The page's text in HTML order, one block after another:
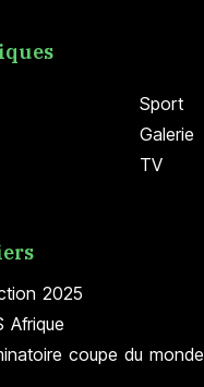
Sport
Galerie
TV
2025
Afrique
coupe du monde